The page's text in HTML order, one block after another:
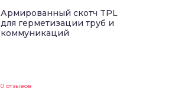
Армированный скотч TPL
для герметизации труб и
коммуникаций
0 отзывов